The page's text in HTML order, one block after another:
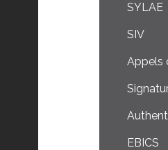
SYLAE
SIV
Appels
EBICS